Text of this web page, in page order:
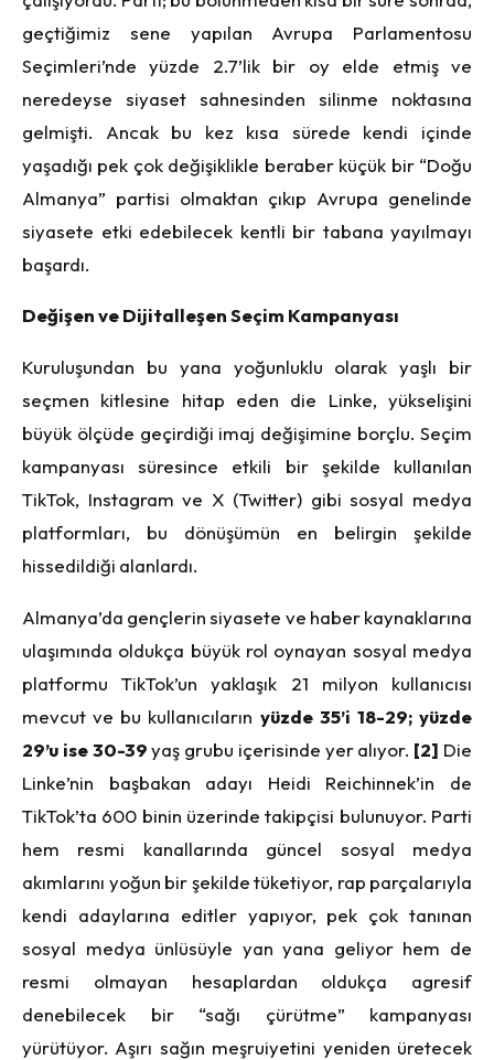
geçtiğimiz sene yapılan Avrupa Parlamentosu
Seçimleri’nde yüzde 2.7’lik bir oy elde etmiş ve
neredeyse siyaset sahnesinden silinme noktasına
gelmişti. Ancak bu kez kısa sürede kendi içinde
yaşadığı pek çok değişiklikle beraber küçük bir “Doğu
Almanya” partisi olmaktan çıkıp Avrupa genelinde
siyasete etki edebilecek kentli bir tabana yayılmayı
başardı.
Değişen ve Dijitalleşen Seçim Kampanyası
Kuruluşundan bu yana yoğunluklu olarak yaşlı bir
seçmen kitlesine hitap eden die Linke, yükselişini
büyük ölçüde geçirdiği imaj değişimine borçlu. Seçim
kampanyası süresince etkili bir şekilde kullanılan
TikTok, Instagram ve X (Twitter) gibi sosyal medya
platformları, bu dönüşümün en belirgin şekilde
hissedildiği alanlardı.
Almanya’da gençlerin siyasete ve haber kaynaklarına
ulaşımında oldukça büyük rol oynayan sosyal medya
platformu TikTok’un yaklaşık 21 milyon kullanıcısı
mevcut ve bu kullanıcıların yüzde 35’i 18-29; yüzde
29’u ise 30-39yaş grubu içerisinde yer alıyor. [2] Die
Linke’nin başbakan adayı Heidi Reichinnek’in de
TikTok’ta 600 binin üzerinde takipçisi bulunuyor. Parti
hem resmi kanallarında güncel sosyal medya
akımlarını yoğun bir şekilde tüketiyor, rap parçalarıyla
kendi adaylarına editler yapıyor, pek çok tanınan
sosyal medya ünlüsüyle yan yana geliyor hem de
resmi olmayan hesaplardan oldukça agresif
denebilecek bir “sağı çürütme” kampanyası
yürütüyor. Aşırı sağın meşruiyetini yeniden üretecek